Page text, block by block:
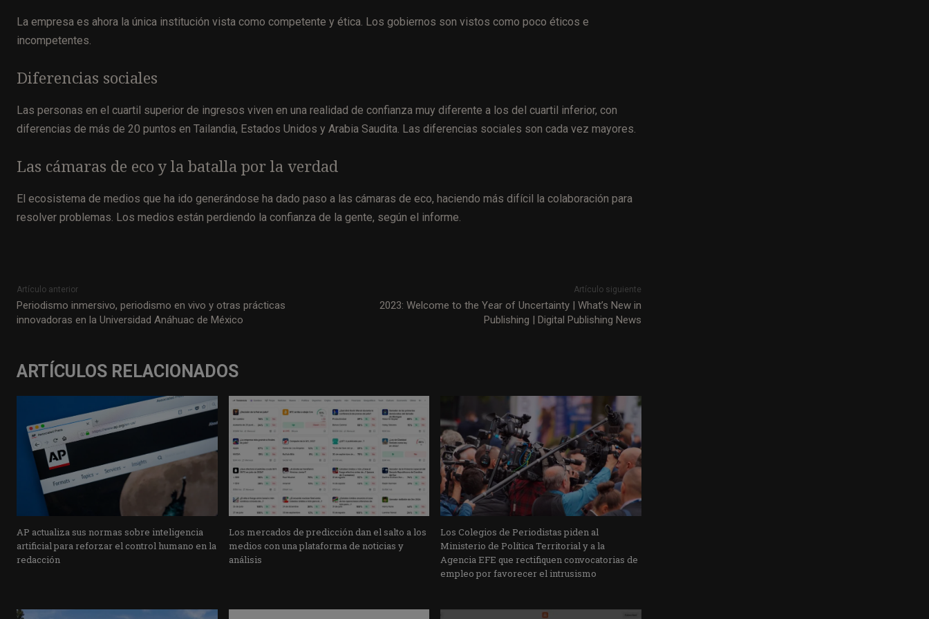
La empresa es ahora la única institución vista como competente y ética. Los gobiernos son vistos como poco éticos e
incompetentes.
Diferencias sociales
Las personas en el cuartil superior de ingresos viven en una realidad de confianza muy diferente a los del cuartil inferior, con
diferencias de más de 20 puntos en Tailandia, Estados Unidos y Arabia Saudita. Las diferencias sociales son cada vez mayores.
Las cámaras de eco y la batalla por la verdad
El ecosistema de medios que ha ido generándose ha dado paso a las cámaras de eco, haciendo más difícil la colaboración para
resolver problemas. Los medios están perdiendo la confianza de la gente, según el informe.
Artículo anterior
Periodismo inmersivo, periodismo en vivo y otras prácticas
innovadoras en la Universidad Anáhuac de México
Artículo siguiente
2023: Welcome to the Year of Uncertainty | What’s New in
Publishing | Digital Publishing News
ARTÍCULOS RELACIONADOS
AP actualiza sus normas sobre inteligencia
artificial para reforzar el control humano en la
redacción
Los mercados de predicción dan el salto a los
medios con una plataforma de noticias y
análisis
Los Colegios de Periodistas piden al
Ministerio de Política Territorial y a la
Agencia EFE que rectifiquen convocatorias de
empleo por favorecer el intrusismo